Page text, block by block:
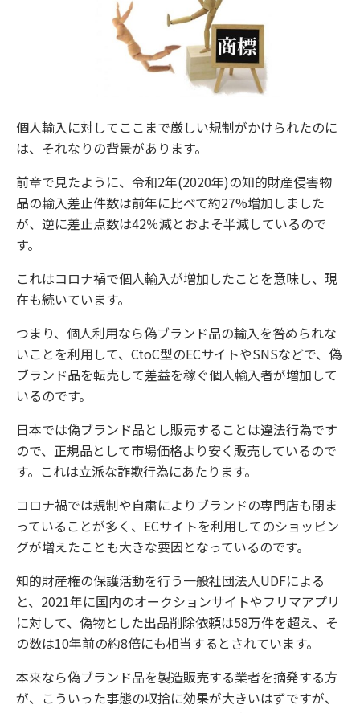
個人輸入に対してここまで厳しい規制がかけられたのに
は、それなりの背景があります。
前章で見たように、令和2年(2020年)の知的財産侵害物
品の輸入差止件数は前年に比べて約27%増加しました
が、逆に差止点数は42％減とおよそ半減しているので
す。
これはコロナ禍で個人輸入が増加したことを意味し、現
在も続いています。
つまり、個人利用なら偽ブランド品の輸入を咎められな
いことを利用して、CtoC型のECサイトやSNSなどで、偽
ブランド品を転売して差益を稼ぐ個人輸入者が増加して
いるのです。
日本では偽ブランド品とし販売することは違法行為です
ので、正規品として市場価格より安く販売しているので
す。これは立派な詐欺行為にあたります。
コロナ禍では規制や自粛によりブランドの専門店も閉ま
っていることが多く、ECサイトを利用してのショッピン
グが増えたことも大きな要因となっているのです。
知的財産権の保護活動を行う一般社団法人UDFによる
と、2021年に国内のオークションサイトやフリマアプリ
に対して、偽物とした出品削除依頼は58万件を超え、そ
の数は10年前の約8倍にも相当するとされています。
本来なら偽ブランド品を製造販売する業者を摘発する方
が、こういった事態の収拾に効果が大きいはずですが、